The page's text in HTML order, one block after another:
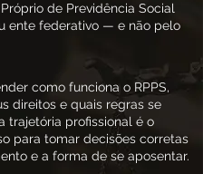
de Previdência Social
ente federativo — e não pelo
como funciona o RPPS,
direitos e quais regras se
trajetória profissional é o
para tomar decisões corretas
e a forma de se aposentar.